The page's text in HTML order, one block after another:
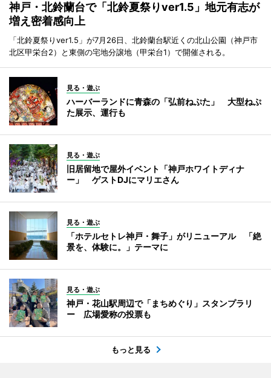
神戸・北鈴蘭台で「北鈴夏祭りver1.5」地元有志が
増え密着感向上
「北鈴夏祭りver1.5」が7月26日、北鈴蘭台駅近くの北山公園（神戸市
北区甲栄台2）と東側の宅地分譲地（甲栄台1）で開催される。
見る・遊ぶ
ハーバーランドに青森の「弘前ねぷた」 大型ねぷ
た展示、運行も
見る・遊ぶ
旧居留地で屋外イベント「神戸ホワイトディナ
ー」 ゲストDJにマリエさん
見る・遊ぶ
「ホテルセトレ神戸・舞子」がリニューアル 「絶
景を、体験に。」テーマに
見る・遊ぶ
神戸・花山駅周辺で「まちめぐり」スタンプラリ
ー 広場愛称の投票も
もっと見る